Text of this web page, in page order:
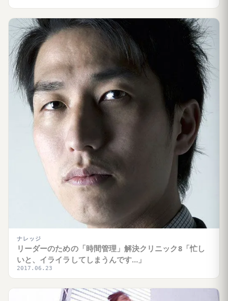
ナレッジ
リーダーのための「時間管理」解決クリニック8「忙し
いと、イライラしてしまうんです…」
2017.06.23